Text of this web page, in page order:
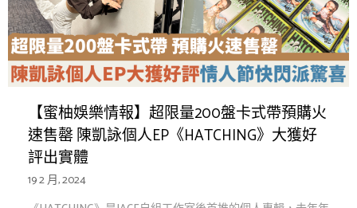
【蜜柚娛樂情報】超限量200盤卡式帶預購火
速售罄 陳凱詠個人EP《HATCHING》大獲好
評出實體
19 2 月, 2024